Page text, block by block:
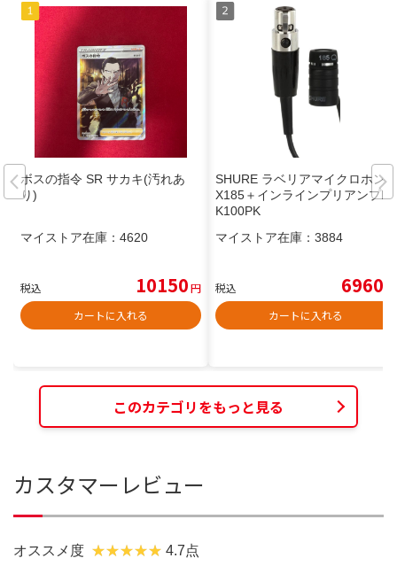
ボスの指令 SR サカキ(汚れあ
り)
マイストア在庫： 4620
税込 10150円
カートに入れる
SHURE ラベリアマイクロホンM
X185＋インラインプリアンプR
K100PK
マイストア在庫： 3884
税込 6960
カートに入れる
このカテゴリをもっと見る
カスタマーレビュー
オススメ度 4.7点